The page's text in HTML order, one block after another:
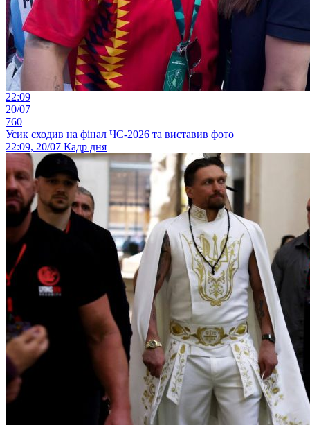
22:09
20/07
760
Усик сходив на фінал ЧС-2026 та виставив фото
22:09, 20/07 Кадр дня